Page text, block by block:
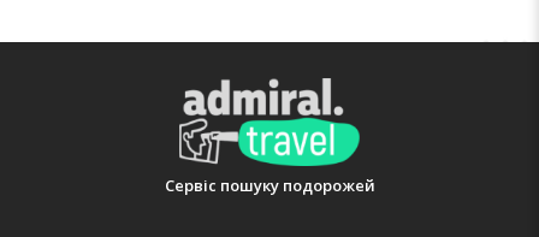
Сервіс пошуку подорожей